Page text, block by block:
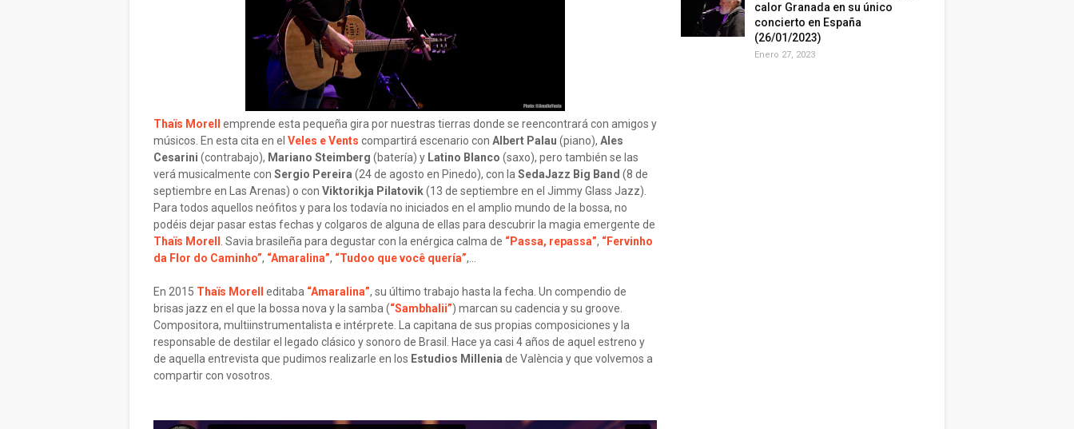
Thaïs Morell
emprende esta pequeña gira por nuestras tierras donde se reencontrará con amigos y
músicos. En esta cita en el Veles e Vents compartirá escenario con Albert Palau (piano), Ales
Cesarini (contrabajo), Mariano Steimberg (batería) y Latino Blanco (saxo), pero también se las
verá musicalmente con Sergio Pereira (24 de agosto en Pinedo), con la SedaJazz Big Band (8 de
septiembre en Las Arenas) o con Viktorikja Pilatovik(13 de septiembre en el Jimmy Glass Jazz).
Para todos aquellos neófitos y para los todavía no iniciados en el amplio mundo de la bossa, no
podéis dejar pasar estas fechas y colgaros de alguna de ellas para descubrir la magia emergente de
Thaïs Morell
. Savia brasileña para degustar con la enérgica calma de “Passa, repassa”, “Fervinho
da Flor do Caminho”, “Amaralina”, “Tudoo que você quería”,…
En 2015 Thaïs Morell editaba “Amaralina”, su último trabajo hasta la fecha. Un compendio de
brisas jazz en el que la bossa nova y la samba (“Sambhalii”) marcan su cadencia y su groove.
Compositora, multiinstrumentalista e intérprete. La capitana de sus propias composiciones y la
responsable de destilar el legado clásico y sonoro de Brasil. Hace ya casi 4 años de aquel estreno y
de aquella entrevista que pudimos realizarle en los Estudios Millenia de València y que volvemos a
compartir con vosotros.
calor Granada en su único
concierto en España
(26/01/2023)
Enero 27, 2023